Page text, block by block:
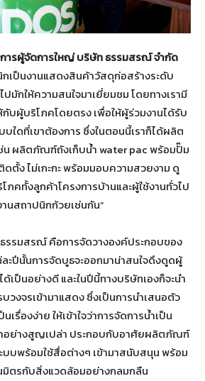
รผู้จัดการใหญ่ บริษัท ธรรมสรณ์ จำกัด
กเป็นงานแสดงสินค้าวัสดุก่อสร้างระดับ
มักให้ความสนใจมาเยี่ยมชม โดยทางเรามี
บผู้บริโภคโดยตรง เพื่อให้ผู้ร่วมงานได้รับ
ใดที่เขาต้องการ ซึ่งในตอนนี้เราก็ได้ผลิต
น ผลิตภัณฑ์ถังเก็บน้ำ water pac พร้อมปั๊ม
ตั้ง ไม่เกะกะ พร้อมมอบความสวยงาม ดู
ภคทั้งลูกค้าโครงการบ้านและผู้ใช้งานทั่วไป
านสถาปนิกก้วยเช่นกัน”
รรมสรณ์ คือการจัดวางองค์ประกอบของ
ะปีนั้นการจัดบูธจะออกมาน่าสนใจดึงดูดผู้
เป็นอย่างดี และในปีนี้ทางบริษัทเองก็จะนำ
วงจรเข้ามาแสดง ซึ่งเป็นการนำเสนอตัว
นเรื่องง่าย ให้เข้าใจว่าการจัดการน้ำเป็น
อย่างสูญเปล่า ประกอบกับอาศัยผลิตภัณฑ์
บบพร้อมใช้สื่อต่างๆ เข้ามาสนับสนุน พร้อม
มิตรกับสิ่งแวดล้อมอย่างกลมกลืน